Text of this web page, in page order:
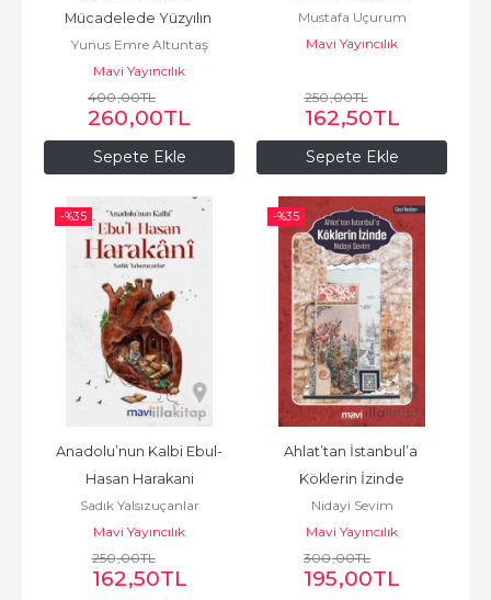
Sepete Ekle
Mücadelede Yüzyılın
Öncüleri
Yunus Emre Altuntaş
Mavi Yayıncılık
400,00TL
260,00TL
Sepete Ekle
Mustafa Uçurum
Mavi Yayıncılık
250,00TL
162,50TL
-%35
Anadolu’nun Kalbi Ebul-
Hasan Harakani
Sadık Yalsızuçanlar
Mavi Yayıncılık
250,00TL
162,50TL
-%35
Ahlat’tan İstanbul’a
Köklerin İzinde
Nidayi Sevim
Mavi Yayıncılık
300,00TL
195,00TL